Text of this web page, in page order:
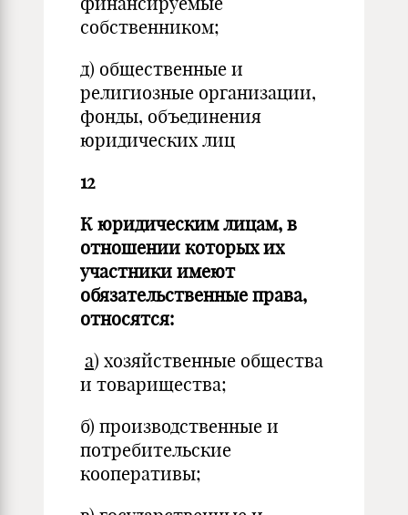
собственником;
д) общественные и
религиозные организации,
фонды, объединения
юридических лиц
12
К юридическим лицам, в
отношении которых их
участники имеют
обязательственные права,
относятся:
а) хозяйственные общества
и товарищества;
б) производственные и
потребительские
кооперативы;